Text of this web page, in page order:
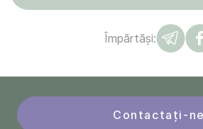
Împărtăși:
Contactați-ne